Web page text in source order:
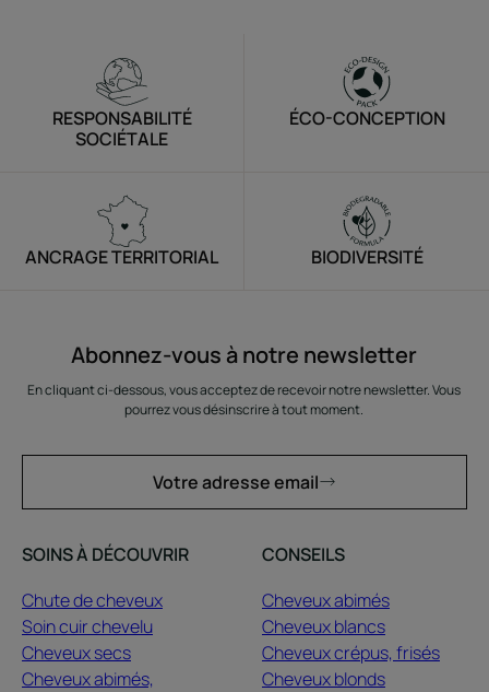
RESPONSABILITÉ
SOCIÉTALE
ÉCO-CONCEPTION
ANCRAGE TERRITORIAL BIODIVERSITÉ
Abonnez-vous à notre newsletter
En cliquant ci-dessous, vous acceptez de recevoir notre newsletter. Vous
pourrez vous désinscrire à tout moment.
Votre adresse email
SOINS À DÉCOUVRIR
Chute de cheveux
Soin cuir chevelu
Cheveux secs
Cheveux abimés,
CONSEILS
Cheveux abimés
Cheveux blancs
Cheveux crépus, frisés
Cheveux blonds